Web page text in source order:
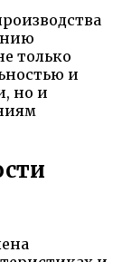
только
и
но и